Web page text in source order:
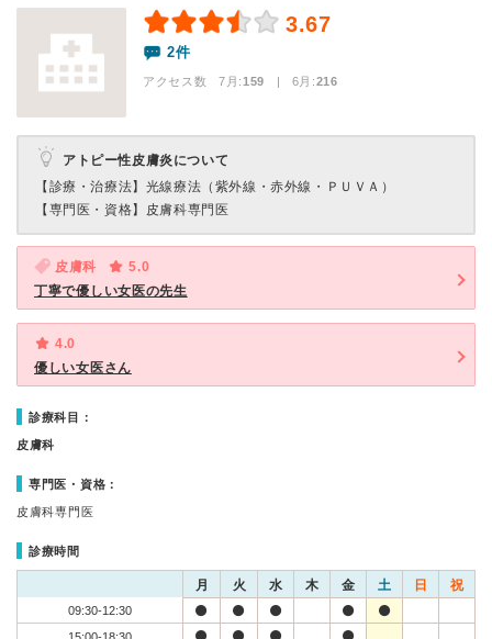
3.67
2件
アクセス数 7月:159 | 6月:216
アトピー性皮膚炎について
【診療・治療法】 光線療法（紫外線・赤外線・ＰＵＶＡ）
【専門医・資格】 皮膚科専門医
皮膚科
5.0
丁寧で優しい女医の先生
4.0
優しい女医さん
診療科目：
皮膚科
専門医・資格：
皮膚科専門医
診療時間
月 火 水 木 金 土 日 祝
09:30-12:30